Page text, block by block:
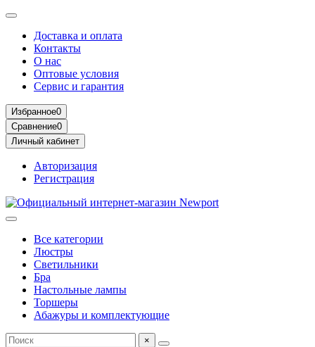
Доставка и оплата
Контакты
О нас
Оптовые условия
Сервис и гарантия
Избранное0
Сравнение0
Личный кабинет
Авторизация
Регистрация
Все категории
Люстры
Светильники
Бра
Настольные лампы
Торшеры
Абажуры и комплектующие
×